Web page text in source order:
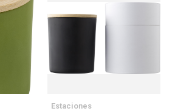
Estaciones